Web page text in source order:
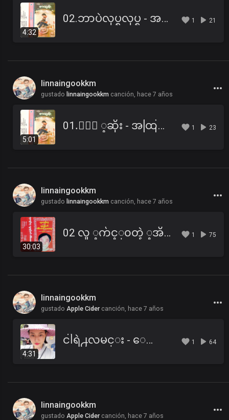
4:32
02.ဘာပဲလုပ္ရလုပ္ရ - အထြန္း.mp3 1 21
linnaingookkm
gustado linnaingookkm canción, hace 7 años
5:01
01.ႏြဲ ့ဆိုး - အထြန္း.mp3 1 23
linnaingookkm
gustado linnaingookkm canción, hace 7 años
30:03
02 လူ ့က်င့္၀တ္နဲ ့အိမ္ေထာင္ေရး (B).mp3 1 75
linnaingookkm
gustado Apple Cidercanción, hace 7 años
4:31
ငါရဲ႕လမင္း - ေလးျဖဴ 1 64
linnaingookkm
gustado Apple Cidercanción, hace 7 años